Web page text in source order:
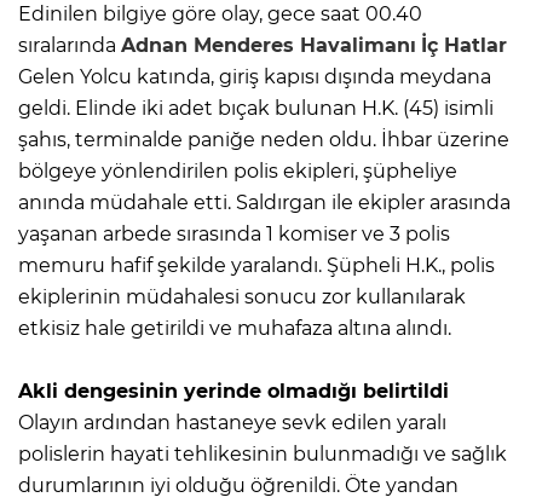
Edinilen bilgiye göre olay, gece saat 00.40
sıralarında Adnan Menderes Havalimanı İç Hatlar
Gelen Yolcu katında, giriş kapısı dışında meydana
geldi. Elinde iki adet bıçak bulunan H.K. (45) isimli
şahıs, terminalde paniğe neden oldu. İhbar üzerine
bölgeye yönlendirilen polis ekipleri, şüpheliye
anında müdahale etti. Saldırgan ile ekipler arasında
yaşanan arbede sırasında 1 komiser ve 3 polis
memuru hafif şekilde yaralandı. Şüpheli H.K., polis
ekiplerinin müdahalesi sonucu zor kullanılarak
etkisiz hale getirildi ve muhafaza altına alındı.
Akli dengesinin yerinde olmadığı belirtildi
Olayın ardından hastaneye sevk edilen yaralı
polislerin hayati tehlikesinin bulunmadığı ve sağlık
durumlarının iyi olduğu öğrenildi. Öte yandan